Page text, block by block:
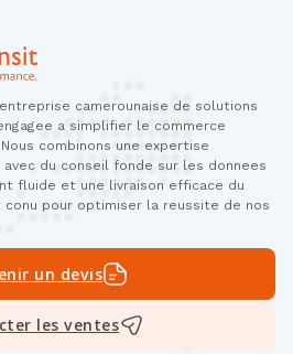
camerounaise de solutions
a simplifier le commerce
combinons une expertise
du conseil fonde sur les donnees
fluide et une livraison efficace du
pour optimiser la reussite de nos
un devis
les ventes